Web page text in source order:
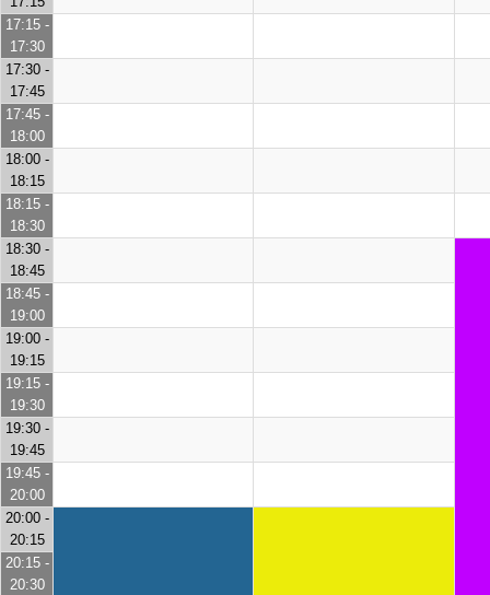
17:15 -
17:30
17:30 -
17:45
17:45 -
18:00
18:00 -
18:15
18:15 -
18:30
18:30 -
18:45
18:45 -
19:00
19:00 -
19:15
19:15 -
19:30
19:30 -
19:45
19:45 -
20:00
20:00 -
20:15
20:15 -
20:30